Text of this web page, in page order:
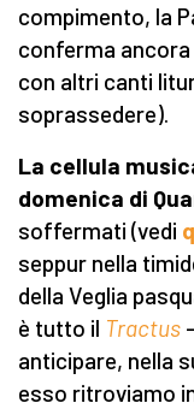
compimento, la
conferma
con altri canti
soprassedere).
La cellula
domenica di
soffermati (vedi
seppur nella
della Veglia
è tutto il Tractus –
anticipare, nella
esso ritroviamo